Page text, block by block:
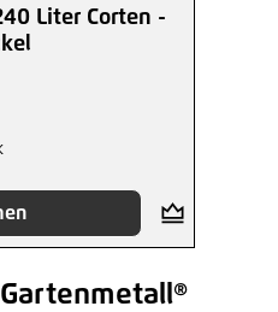
Liter Corten -